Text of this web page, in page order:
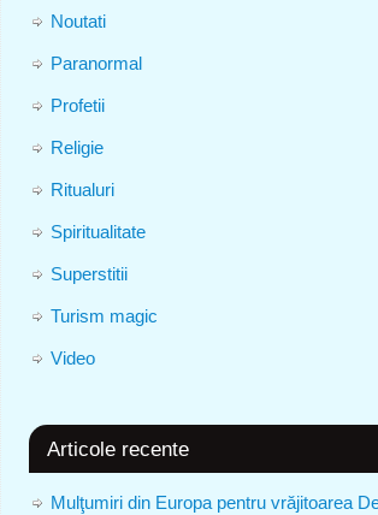
Noutati
Paranormal
Profetii
Religie
Ritualuri
Spiritualitate
Superstitii
Turism magic
Video
Articole recente
Mulţumiri din Europa pentru vrăjitoarea